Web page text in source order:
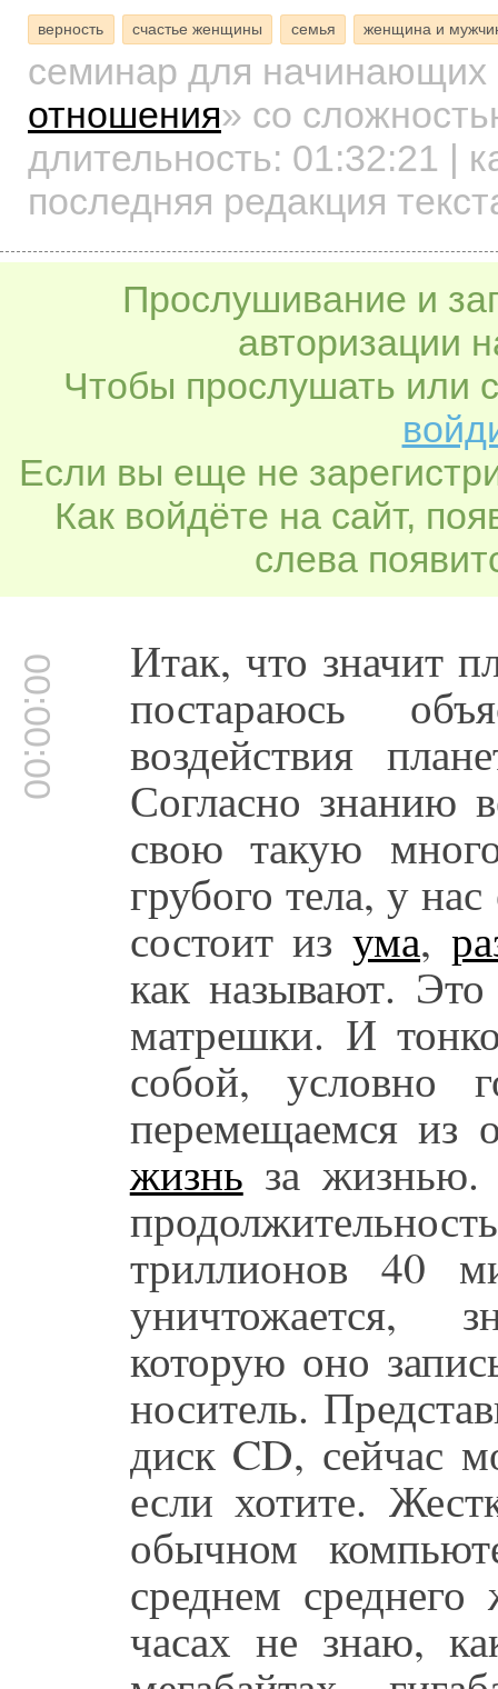
верность счастье женщины семья женщина и
семинар для начинающих
отношения» со
длительность: 01:32:21 |
последняя редакция
Прослушивание и
авторизации
Чтобы прослушать или
Если вы еще не
Как войдёте на сайт,
слева
00:00:00 Итак, что значит
постараюсь
воздействия
Согласно знанию
свою такую
грубого тела, у
состоит изума,
как называют.
матрешки. И
собой, условно
перемещаемся из
жизнь за жизнью.
триллионов 40
уничтожается,
которую оно
носитель.
диск CD, сейчас
если хотите.
обычном
среднем
часах не знаю,